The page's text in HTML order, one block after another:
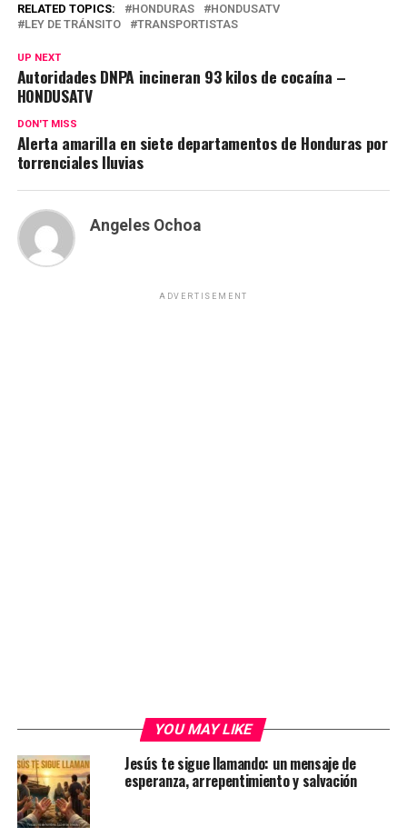
RELATED TOPICS: HONDURAS
HONDUSATV
LEY DE TRÁNSITO
TRANSPORTISTAS
UP NEXT
Autoridades DNPA incineran 93 kilos de cocaína –
HONDUSATV
DON'T MISS
Alerta amarilla en siete departamentos de Honduras por
torrenciales lluvias
Angeles Ochoa
ADVERTISEMENT
YOU MAY LIKE
Jesús te sigue llamando: un mensaje de
esperanza, arrepentimiento y salvación